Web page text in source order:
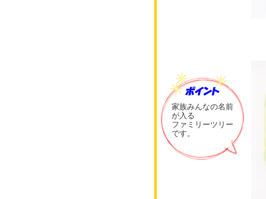
家族みんなの名前
が入る
ファミリーツリー
です。